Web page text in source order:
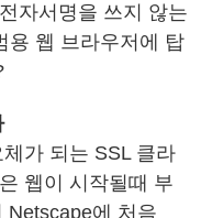
자서명을 쓰지 않는
용 웹 브라우저에 탑
가 되는 SSL 클라
웹이 시작될때 부
Netscape에 처음